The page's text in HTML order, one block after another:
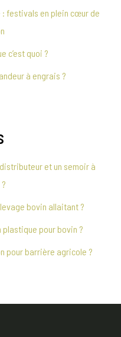
: festivals en plein cœur de
c’est quoi ?
à engrais ?
et un semoir à
bovin allaitant ?
plastique pour bovin ?
pour barrière agricole ?